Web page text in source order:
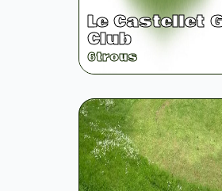
Le Castellet
Club
6trous